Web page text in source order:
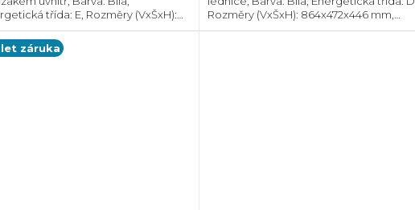
třída: E, Rozměry (VxŠxH):
mm, Celkový objem: 80 l,
hlučnost: 41 dB, Roční spotřeba
137 kWh,...
Rozměry (VxŠxH): 864x472x446 mm,
Celkový objem: 94 l, Max. hlučnost: 39
let záruka